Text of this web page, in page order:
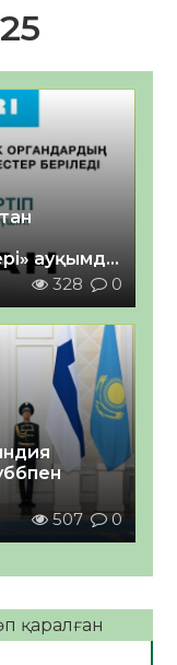
ауқымды
бір
328 0
507 0
қаралған